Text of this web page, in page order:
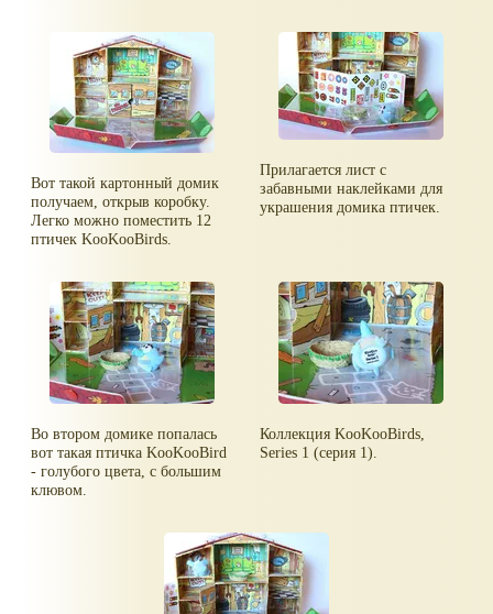
Вот такой картонный домик
получаем, открыв коробку.
Легко можно поместить 12
птичек KooKooBirds.
Прилагается лист с
забавными наклейками для
украшения домика птичек.
Во втором домике попалась
вот такая птичка KooKooBird
- голубого цвета, с большим
клювом.
Коллекция KooKooBirds,
Series 1 (серия 1).